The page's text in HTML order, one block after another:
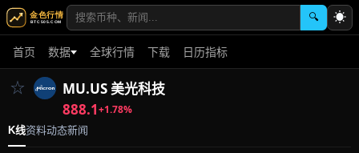
🔍 ☀
首页 数据 全球行情 下载 日历指标
MU.US 美光科技
888.1+1.78%
☆
K线资料动态新闻